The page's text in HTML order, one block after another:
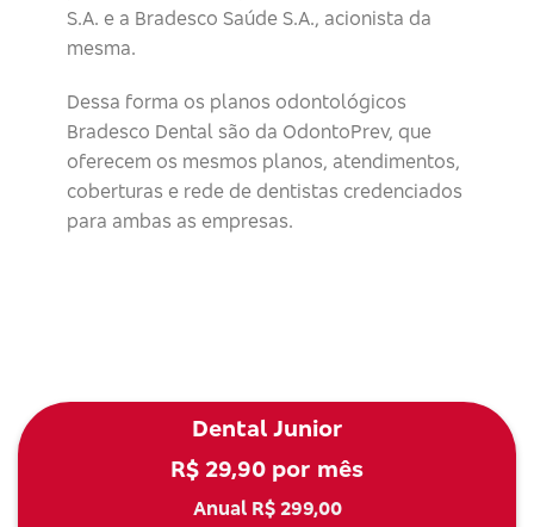
S.A. e a Bradesco Saúde S.A., acionista da
mesma.
Dessa forma os planos odontológicos
Bradesco Dental são da OdontoPrev, que
oferecem os mesmos planos, atendimentos,
coberturas e rede de dentistas credenciados
para ambas as empresas.
Dental Junior
R$ 29,90 por mês
Anual R$ 299,00